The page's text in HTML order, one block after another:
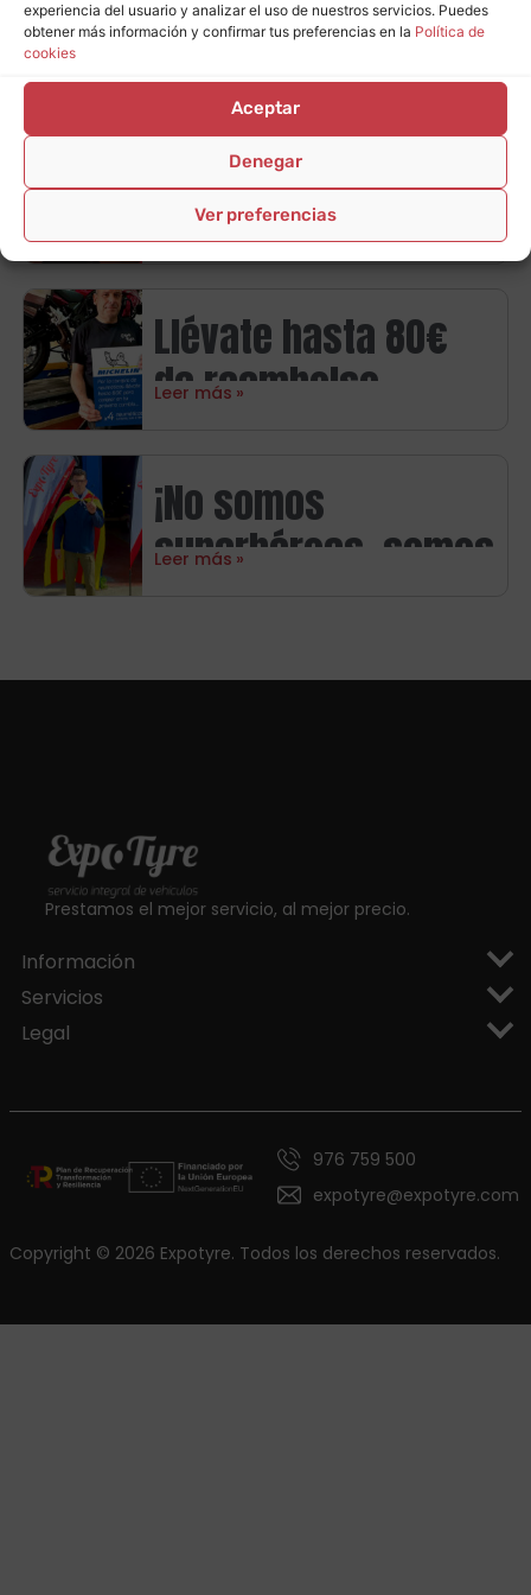
experiencia del usuario y analizar el uso de nuestros servicios. Puedes
obtener más información y confirmar tus preferencias en la Política de
cookies
Aceptar
Denegar
Ver preferencias
carburante
Premium te
presenta la nueva
promoción Goodyear
en Zaragoza con
hasta 120€ de
Promoción Firestone
en Zaragoza:
consigue hasta 80€
en tarjetas regalo
Leer más
Llévate hasta 80€
de reembolso
neumáticos
Michelin
Leer más
¡No somos
superhéroes, somos
Leer más
Prestamos el mejor servicio, al mejor precio.
Información
Servicios
Legal
976 759 500
expotyre@expotyre.com
Copyright © 2026 Expotyre. Todos los derechos reservados.